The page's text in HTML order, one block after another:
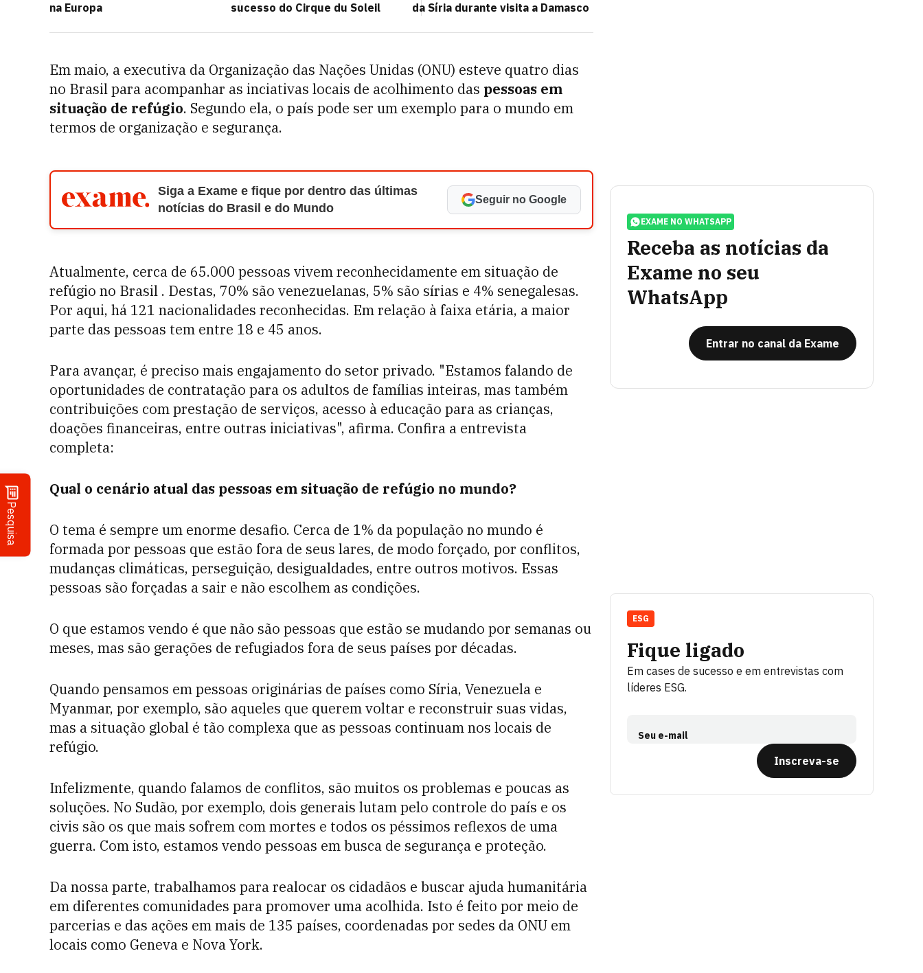
Pesquisa
na Europa
sucesso do Cirque du Soleil
da Síria durante visita a Damasco
Em maio, a executiva da Organização das Nações Unidas (ONU) esteve quatro dias
no Brasil para acompanhar as inciativas locais de acolhimento das pessoas em
situação de refúgio. Segundo ela, o país pode ser um exemplo para o mundo em
termos de organização e segurança.
Siga a Exame e fique por dentro das últimas
notícias do Brasil e do Mundo
Seguir no Google
Atualmente, cerca de 65.000 pessoas vivem reconhecidamente em situação de
refúgio no Brasil . Destas, 70% são venezuelanas, 5% são sírias e 4% senegalesas.
Por aqui, há 121 nacionalidades reconhecidas. Em relação à faixa etária, a maior
parte das pessoas tem entre 18 e 45 anos.
Para avançar, é preciso mais engajamento do setor privado. "Estamos falando de
oportunidades de contratação para os adultos de famílias inteiras, mas também
contribuições com prestação de serviços, acesso à educação para as crianças,
doações financeiras, entre outras iniciativas", afirma. Confira a entrevista
completa:
Qual o cenário atual das pessoas em situação de refúgio no mundo?
O tema é sempre um enorme desafio. Cerca de 1% da população no mundo é
formada por pessoas que estão fora de seus lares, de modo forçado, por conflitos,
mudanças climáticas, perseguição, desigualdades, entre outros motivos. Essas
pessoas são forçadas a sair e não escolhem as condições.
O que estamos vendo é que não são pessoas que estão se mudando por semanas ou
meses, mas são gerações de refugiados fora de seus países por décadas.
Quando pensamos em pessoas originárias de países como Síria, Venezuela e
Myanmar, por exemplo, são aqueles que querem voltar e reconstruir suas vidas,
mas a situação global é tão complexa que as pessoas continuam nos locais de
refúgio.
Infelizmente, quando falamos de conflitos, são muitos os problemas e poucas as
soluções. No Sudão, por exemplo, dois generais lutam pelo controle do país e os
civis são os que mais sofrem com mortes e todos os péssimos reflexos de uma
guerra. Com isto, estamos vendo pessoas em busca de segurança e proteção.
Da nossa parte, trabalhamos para realocar os cidadãos e buscar ajuda humanitária
em diferentes comunidades para promover uma acolhida. Isto é feito por meio de
parcerias e das ações em mais de 135 países, coordenadas por sedes da ONU em
locais como Geneva e Nova York.
EXAME NO WHATSAPP
Receba as notícias da
Exame no seu
WhatsApp
Entrar no canal da Exame
Fique ligado
Em cases de sucesso e em entrevistas com
líderes ESG.
Seu e-mail
Inscreva-se
ESG